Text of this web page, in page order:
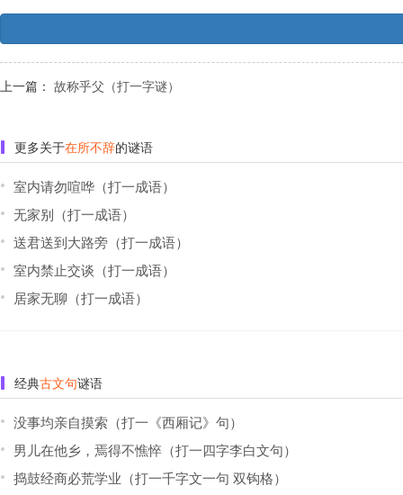
上一篇： 故称乎父（打一字谜）
更多关于在所不辞的谜语
室内请勿喧哗（打一成语）
无家别（打一成语）
送君送到大路旁（打一成语）
室内禁止交谈（打一成语）
居家无聊（打一成语）
经典古文句谜语
没事均亲自摸索（打一《西厢记》句）
男儿在他乡，焉得不憔悴（打一四字李白文句）
捣鼓经商必荒学业（打一千字文一句 双钩格）